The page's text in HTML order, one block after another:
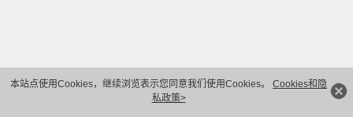
本站点使用Cookies，继续浏览表示您同意我们使用Cookies。 Cookies和隐
私政策>